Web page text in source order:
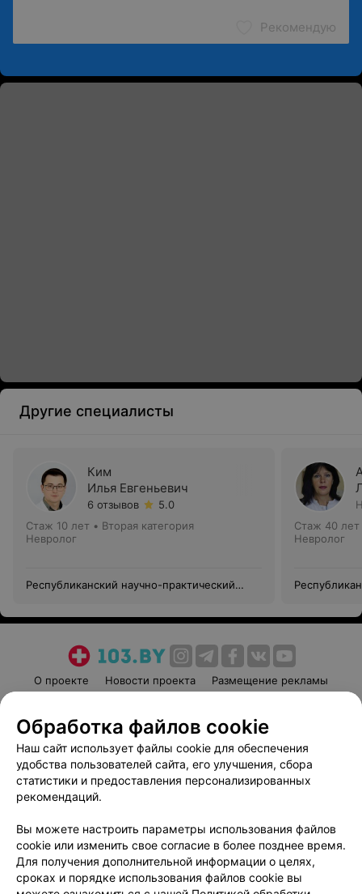
Рекомендую
Другие специалисты
Ким
Илья Евгеньевич
6 отзывов
5.0
Стаж 10 лет • Вторая категория
Невролог
Республиканский научно-практический
Стаж 40 лет
Невролог
О проекте Новости проекта
Размещение рекламы
Пользовательское соглашение
Способы оплаты
Вакансии
Партнеры
Написать руководителю 103.by
Обработка персональных данных
Обработка файлов cookie
Наш сайт использует файлы cookie для обеспечения
удобства пользователей сайта, его улучшения, сбора
статистики и предоставления персонализированных
рекомендаций.
Вы можете настроить параметры использования файлов
cookie или изменить свое согласие в более позднее время.
Для получения дополнительной информации о целях,
сроках и порядке использования файлов cookie вы